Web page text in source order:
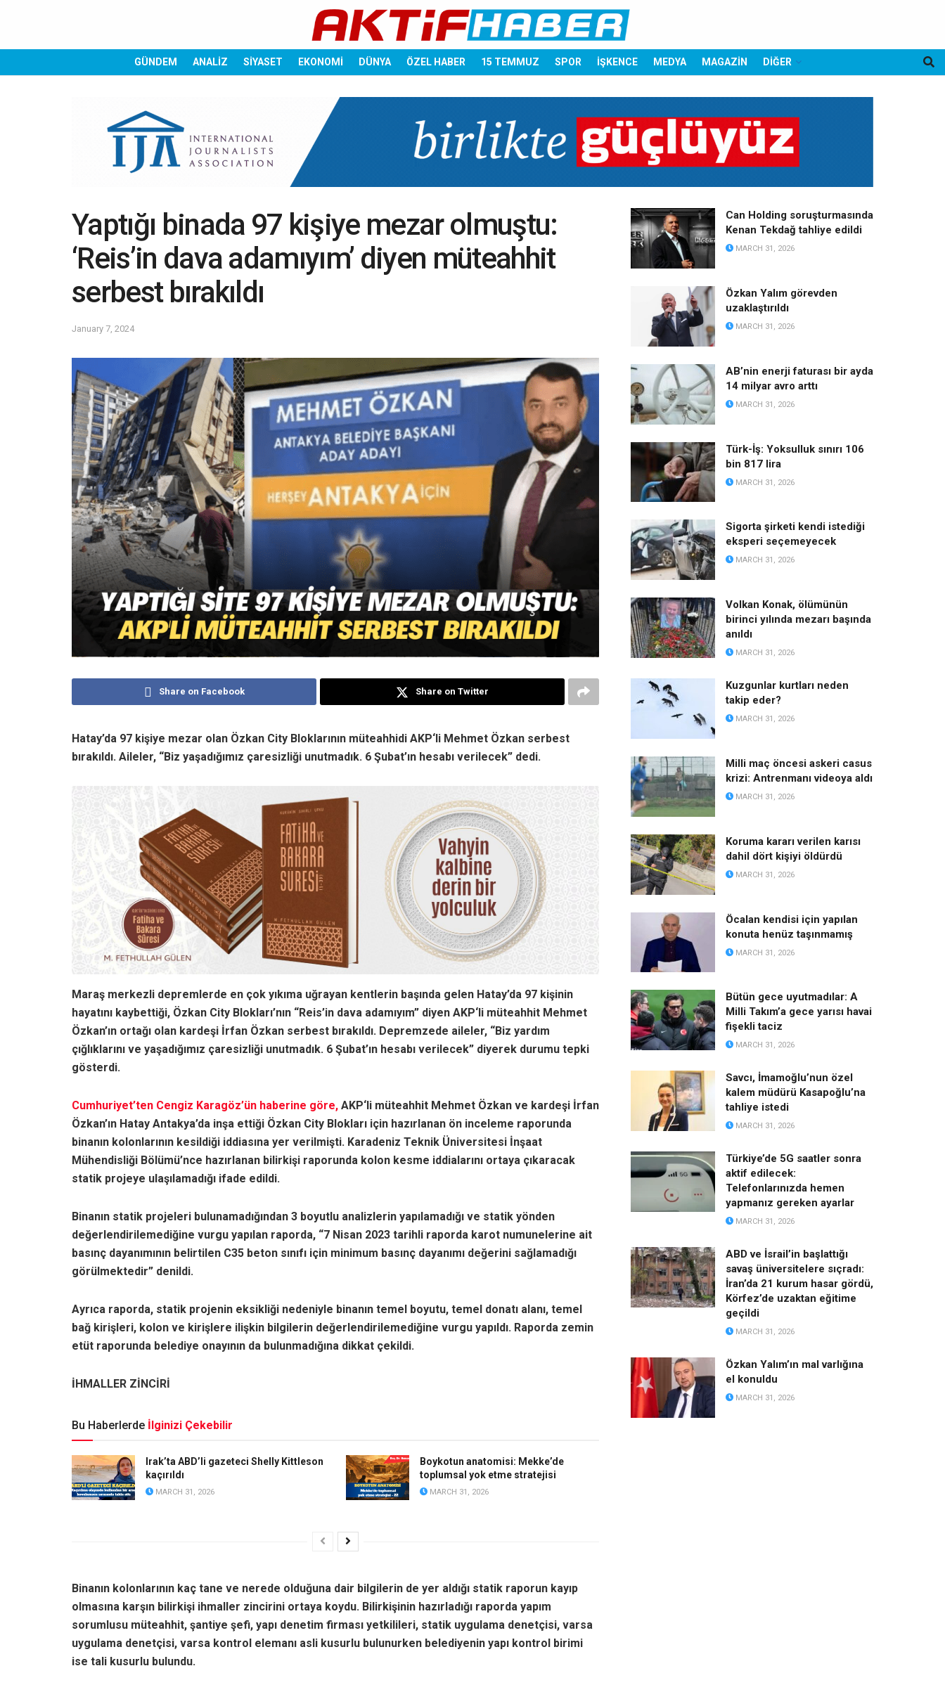
GÜNDEM ANALİZ SİYASET EKONOMİ DÜNYA ÖZEL HABER 15 TEMMUZ SPOR İŞKENCE MEDYA MAGAZİN DİĞER
Yaptığı binada 97 kişiye mezar olmuştu:
‘Reis’in dava adamıyım’ diyen müteahhit
serbest bırakıldı
January 7, 2024
Share on Facebook Share on Twitter
Hatay’da 97 kişiye mezar olan Özkan City Bloklarının müteahhidi AKP‘li Mehmet Özkan serbest
bırakıldı. Aileler, “Biz yaşadığımız çaresizliği unutmadık. 6 Şubat’ın hesabı verilecek” dedi.
Maraş merkezli depremlerde en çok yıkıma uğrayan kentlerin başında gelen Hatay’da 97 kişinin
hayatını kaybettiği, Özkan City Blokları’nın “Reis’in dava adamıyım” diyen AKP‘li müteahhit Mehmet
Özkan’ın ortağı olan kardeşi İrfan Özkan serbest bırakıldı. Depremzede aileler, “Biz yardım
çığlıklarını ve yaşadığımız çaresizliği unutmadık. 6 Şubat’ın hesabı verilecek” diyerek durumu tepki
gösterdi.
Cumhuriyet’ten Cengiz Karagöz’ün haberine göre, AKP‘li müteahhit Mehmet Özkan ve kardeşi İrfan
Özkan’ın Hatay Antakya’da inşa ettiği Özkan City Blokları için hazırlanan ön inceleme raporunda
binanın kolonlarının kesildiği iddiasına yer verilmişti. Karadeniz Teknik Üniversitesi İnşaat
Mühendisliği Bölümü’nce hazırlanan bilirkişi raporunda kolon kesme iddialarını ortaya çıkaracak
statik projeye ulaşılamadığı ifade edildi.
Binanın statik projeleri bulunamadığından 3 boyutlu analizlerin yapılamadığı ve statik yönden
değerlendirilemediğine vurgu yapılan raporda, “7 Nisan 2023 tarihli raporda karot numunelerine ait
basınç dayanımının belirtilen C35 beton sınıfı için minimum basınç dayanımı değerini sağlamadığı
görülmektedir” denildi.
Ayrıca raporda, statik projenin eksikliği nedeniyle binanın temel boyutu, temel donatı alanı, temel
bağ kirişleri, kolon ve kirişlere ilişkin bilgilerin değerlendirilemediğine vurgu yapıldı. Raporda zemin
etüt raporunda belediye onayının da bulunmadığına dikkat çekildi.
İHMALLER ZİNCİRİ
Bu Haberlerde İlginizi Çekebilir
Irak’ta ABD’li gazeteci Shelly Kittleson
kaçırıldı
MARCH 31, 2026
Boykotun anatomisi: Mekke’de
toplumsal yok etme stratejisi
MARCH 31, 2026
Binanın kolonlarının kaç tane ve nerede olduğuna dair bilgilerin de yer aldığı statik raporun kayıp
olmasına karşın bilirkişi ihmaller zincirini ortaya koydu. Bilirkişinin hazırladığı raporda yapım
sorumlusu müteahhit, şantiye şefi, yapı denetim firması yetkilileri, statik uygulama denetçisi, varsa
uygulama denetçisi, varsa kontrol elemanı asli kusurlu bulunurken belediyenin yapı kontrol birimi
ise tali kusurlu bulundu.
Can Holding soruşturmasında
Kenan Tekdağ tahliye edildi
MARCH 31, 2026
Özkan Yalım görevden
uzaklaştırıldı
MARCH 31, 2026
AB’nin enerji faturası bir ayda
14 milyar avro arttı
MARCH 31, 2026
Türk-İş: Yoksulluk sınırı 106
bin 817 lira
MARCH 31, 2026
Sigorta şirketi kendi istediği
eksperi seçemeyecek
MARCH 31, 2026
Volkan Konak, ölümünün
birinci yılında mezarı başında
anıldı
MARCH 31, 2026
Kuzgunlar kurtları neden
takip eder?
MARCH 31, 2026
Milli maç öncesi askeri casus
krizi: Antrenmanı videoya aldı
MARCH 31, 2026
Koruma kararı verilen karısı
dahil dört kişiyi öldürdü
MARCH 31, 2026
Öcalan kendisi için yapılan
konuta henüz taşınmamış
MARCH 31, 2026
Bütün gece uyutmadılar: A
Milli Takım’a gece yarısı havai
fişekli taciz
MARCH 31, 2026
Savcı, İmamoğlu’nun özel
kalem müdürü Kasapoğlu’na
tahliye istedi
MARCH 31, 2026
Türkiye’de 5G saatler sonra
aktif edilecek:
Telefonlarınızda hemen
yapmanız gereken ayarlar
MARCH 31, 2026
ABD ve İsrail’in başlattığı
savaş üniversitelere sıçradı:
İran’da 21 kurum hasar gördü,
Körfez’de uzaktan eğitime
geçildi
MARCH 31, 2026
Özkan Yalım’ın mal varlığına
el konuldu
MARCH 31, 2026